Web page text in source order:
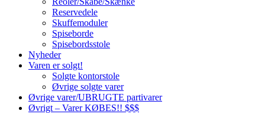
Reservedele
Skuffemoduler
Spiseborde
Spisebordsstole
Nyheder
Varen er solgt!
Solgte kontorstole
Øvrige solgte varer
Øvrige varer/UBRUGTE partivarer
Øvrigt – Varer KØBES!! $$$